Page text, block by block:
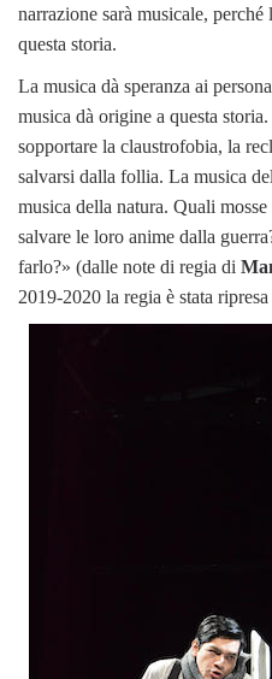
narrazione sarà musicale,
questa storia.
La musica dà speranza ai
musica dà origine a questa
sopportare la claustrofobia, la
salvarsi dalla follia. La musica
musica della natura. Quali
salvare le loro anime dalla
farlo?» (dalle note di regia di
2019-2020 la regia è stata ripresa